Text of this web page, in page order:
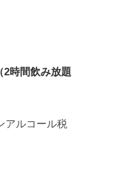
2時間飲み放題
ルコール税